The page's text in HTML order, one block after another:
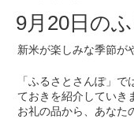
9月20日の
新米が楽しみな季節が
「ふるさとさんぽ」
ておきを紹介していき
お礼の品から、あなた